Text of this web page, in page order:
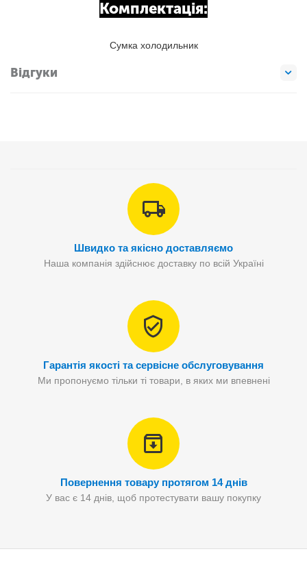
Комплектація:
Сумка холодильник
Відгуки
Швидко та якісно доставляємо
Наша компанія здійснює доставку по всій Україні
Гарантія якості та сервісне обслуговування
Ми пропонуємо тільки ті товари, в яких ми впевнені
Повернення товару протягом 14 днів
У вас є 14 днів, щоб протестувати вашу покупку